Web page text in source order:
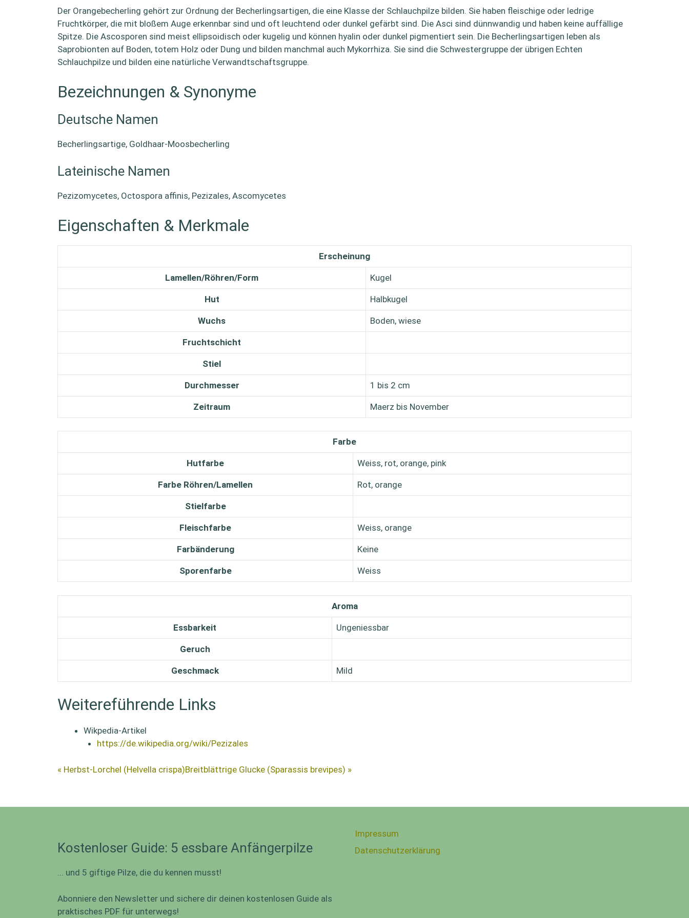
Der Orangebecherling gehört zur Ordnung der Becherlingsartigen, die eine Klasse der Schlauchpilze bilden. Sie haben fleischige oder ledrige
Fruchtkörper, die mit bloßem Auge erkennbar sind und oft leuchtend oder dunkel gefärbt sind. Die Asci sind dünnwandig und haben keine auffällige
Spitze. Die Ascosporen sind meist ellipsoidisch oder kugelig und können hyalin oder dunkel pigmentiert sein. Die Becherlingsartigen leben als
Saprobionten auf Boden, totem Holz oder Dung und bilden manchmal auch Mykorrhiza. Sie sind die Schwestergruppe der übrigen Echten
Schlauchpilze und bilden eine natürliche Verwandtschaftsgruppe.
Bezeichnungen & Synonyme
Deutsche Namen
Becherlingsartige, Goldhaar-Moosbecherling
Lateinische Namen
Pezizomycetes, Octospora affinis, Pezizales, Ascomycetes
Eigenschaften & Merkmale
Erscheinung
Lamellen/Röhren/Form Kugel
Hut Halbkugel
Wuchs Boden, wiese
Fruchtschicht
Stiel
Durchmesser 1 bis 2 cm
Zeitraum Maerz bis November
Farbe
Hutfarbe Weiss, rot, orange, pink
Farbe Röhren/Lamellen Rot, orange
Stielfarbe
Fleischfarbe Weiss, orange
Farbänderung Keine
Sporenfarbe Weiss
Aroma
Essbarkeit Ungeniessbar
Geruch
Geschmack Mild
Weitereführende Links
Wikpedia-Artikel
https://de.wikipedia.org/wiki/Pezizales
« Herbst-Lorchel (Helvella crispa)Breitblättrige Glucke (Sparassis brevipes) »
Kostenloser Guide: 5 essbare Anfängerpilze
... und 5 giftige Pilze, die du kennen musst!
Abonniere den Newsletter und sichere dir deinen kostenlosen Guide als
praktisches PDF für unterwegs!
Impressum
Datenschutzerklärung